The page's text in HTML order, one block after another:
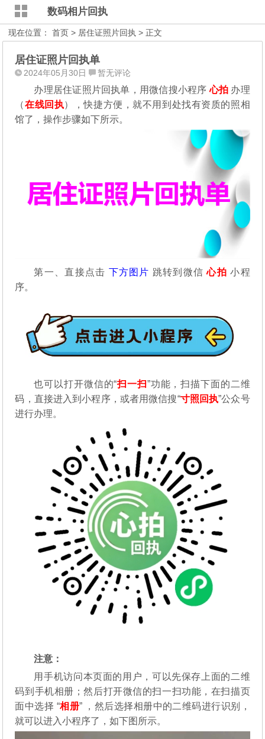
数码相片回执
现在位置：首页 > 居住证照片回执 > 正文
居住证照片回执单
2024年05月30日 暂无评论
办理居住证照片回执单，用微信搜小程序心拍 办理
（在线回执），快捷方便，就不用到处找有资质的照相
馆了，操作步骤如下所示。
第一、直接点击 下方图片 跳转到微信心拍小程
序。
也可以打开微信的“扫一扫”功能，扫描下面的二维
码，直接进入到小程序，或者用微信搜“寸照回执”公众号
进行办理。
注意：
用手机访问本页面的用户，可以先保存上面的二维
码到手机相册；然后打开微信的扫一扫功能，在扫描页
面中选择 “相册” ，然后选择相册中的二维码进行识别，
就可以进入小程序了，如下图所示。